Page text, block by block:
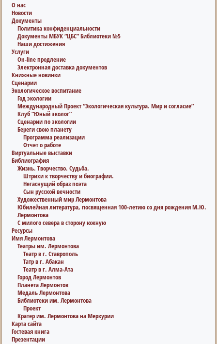
О нас
Новости
Документы
Политика конфиденциальности
Документы МБУК “ЦБС” Библиотеки №5
Наши достижения
Услуги
On-line продление
Электронная доставка документов
Книжные новинки
Сценарии
Экологическое воспитание
Год экологии
Международный Проект “Экологическая культура. Мир и согласие”
Клуб “Юный эколог”
Сценарии по экологии
Береги свою планету
Программа реализации
Отчет о работе
Виртуальные выставки
Библиография
Жизнь. Творчество. Судьба.
Штрихи к творчеству и биографии.
Негаснущий образ поэта
Сын русской вечности
Художественный мир Лермонтова
Юбилейная литература, посвященная 100-летию со дня рождения М.Ю.
Лермонтова
С милого севера в сторону южную
Ресурсы
Имя Лермонтова
Театры им. Лермонтова
Театр в г. Ставрополь
Татр в г. Абакан
Театр в г. Алма-Ата
Город Лермонтов
Планета Лермонтов
Медаль Лермонтова
Библиотеки им. Лермонтова
Проект
Кратер им. Лермонтова на Меркурии
Карта сайта
Гостевая книга
Презентации